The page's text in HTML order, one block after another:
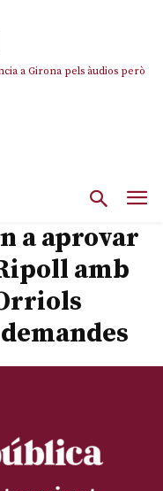
a Girona pels àudios però
a aprovar
amb